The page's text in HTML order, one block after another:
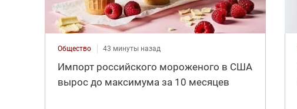
Общество 43 минуты назад
Импорт российского мороженого в США
вырос до максимума за 10 месяцев